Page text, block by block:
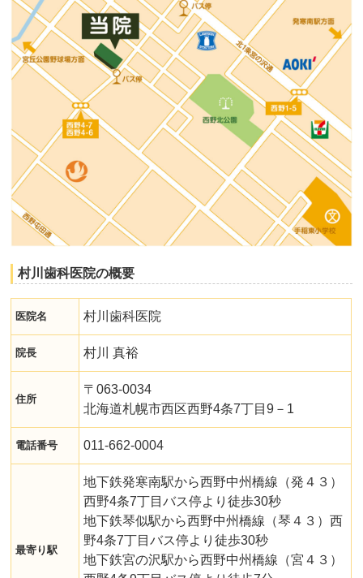
村川歯科医院の概要
医院名 村川歯科医院
院長 村川 真裕
住所
〒063-0034
北海道札幌市西区西野4条7丁目9－1
電話番号 011-662-0004
最寄り駅
地下鉄発寒南駅から西野中州橋線（発４３）
西野4条7丁目バス停より徒歩30秒
地下鉄琴似駅から西野中州橋線（琴４３）西
野4条7丁目バス停より徒歩30秒
地下鉄宮の沢駅から西野中州橋線（宮４３）